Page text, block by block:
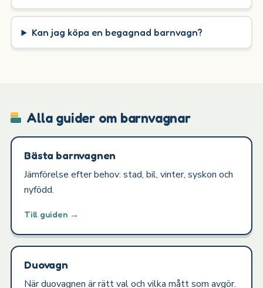
Kan jag köpa en begagnad barnvagn?
Alla guider om barnvagnar
Bästa barnvagnen
Jämförelse efter behov: stad, bil, vinter, syskon och
nyfödd.
Till guiden →
Duovagn
När duovagnen är rätt val och vilka mått som avgör.